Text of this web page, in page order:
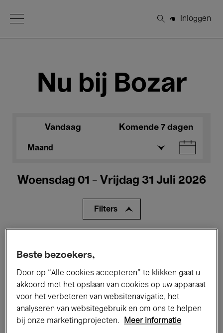
Open Menu
Zoeken
Inloggen
Nu bij Bozar
Vandaag Komende 7 dagen
Maand
Woensdag 01 - Vrijdag 31 Juli 2026
Filters
Performances Lezingen & Debatten
Jazz Klassieke Muziek Global Music
Beste bezoekers,
Door op “Alle cookies accepteren” te klikken gaat u
akkoord met het opslaan van cookies op uw apparaat
voor het verbeteren van websitenavigatie, het
analyseren van websitegebruik en om ons te helpen
bij onze marketingprojecten.
Meer informatie